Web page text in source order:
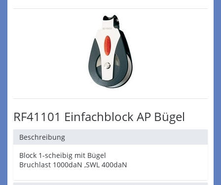
RF41101 Einfachblock AP Bügel
Beschreibung
Block 1-scheibig mit Bügel
Bruchlast 1000daN ,SWL 400daN